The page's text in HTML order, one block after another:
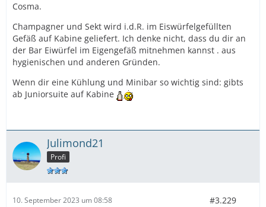
leicht aufgebrachten "Vorbesitzer", pardon Besetzer,
vom Kapitän personlich-gravierte Messingtafel mit
(s)einem Namen finden könne.
Dann lege ich mich wieder hin und geniesse den Tag.
Sollte ich dann doch noch negative Schwingungen
seitens meines Gesprächspartners warnehmen,
1990ern auf Mallorca und Anderorts sehr erflogreich;
kostenlos!
Grüße aus Frankfurt.........Robert
Cosma.
Champagner und Sekt wird i.d.R. im Eiswürfelgefüllten
Gefäß auf Kabine geliefert. Ich denke nicht, dass du dir an
der Bar Eiwürfel im Eigengefäß mitnehmen kannst . aus
hygienischen und anderen Gründen.
Wenn dir eine Kühlung und Minibar so wichtig sind: gibts
ab Juniorsuite auf Kabine
Julimond21
Profi
10. September 2023 um 08:58 #3.229